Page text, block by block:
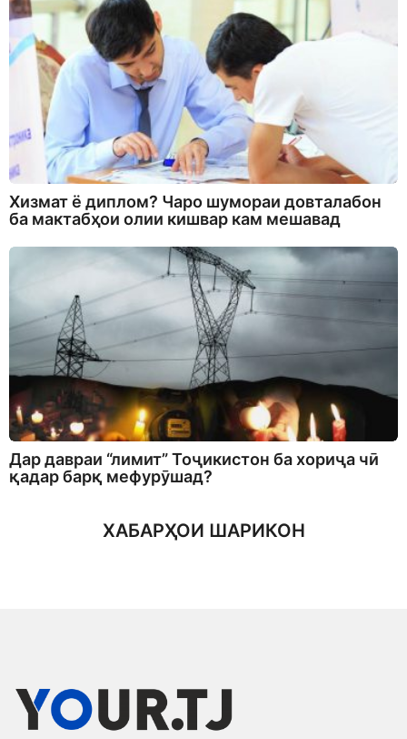
Хизмат ё диплом? Чаро шумораи довталабон
ба мактабҳои олии кишвар кам мешавад
Дар давраи “лимит” Тоҷикистон ба хориҷа чӣ
қадар барқ мефурӯшад?
ХАБАРҲОИ ШАРИКОН